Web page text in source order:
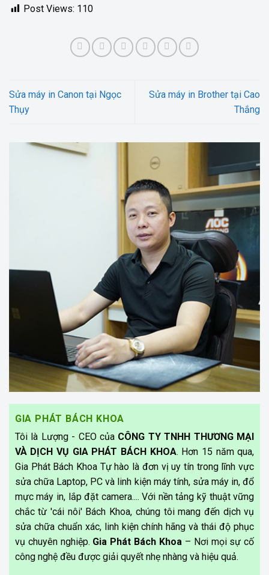
Post Views: 110
Sửa máy in Canon tại Ngọc
Thụy
Sửa máy in Brother tại Cao
Thắng
GIA PHÁT BÁCH KHOA
Tôi là Lượng - CEO của CÔNG TY TNHH THƯƠNG MẠI
VÀ DỊCH VỤ GIA PHÁT BÁCH KHOA. Hơn 15 năm qua,
Gia Phát Bách Khoa Tự hào là đơn vị uy tín trong lĩnh vực
sửa chữa Laptop, PC và linh kiện máy tính, sửa máy in, đổ
mực máy in, lắp đặt camera.... Với nền tảng kỹ thuật vững
chắc từ 'cái nôi' Bách Khoa, chúng tôi mang đến dịch vụ
sửa chữa chuẩn xác, linh kiện chính hãng và thái độ phục
vụ chuyên nghiệp. Gia Phát Bách Khoa– Nơi mọi sự cố
công nghệ đều được giải quyết nhẹ nhàng và hiệu quả.